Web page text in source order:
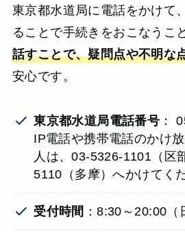
東京都水道局に電話をかけて
ることで手続きをおこなうこ
話すことで、疑問点や不明な
安心です。
東京都水道局電話番号 ：
IP電話や携帯電話のかけ
人は、03-5326-1101（区
5110（多摩）へかけてく
受付時間 ：8:30～20:00（